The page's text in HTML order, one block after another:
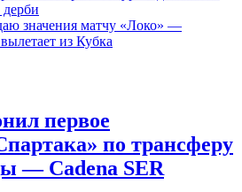
дерби
значения матчу «Локо» —
из Кубка
первое
по трансферу
— Cadena SER